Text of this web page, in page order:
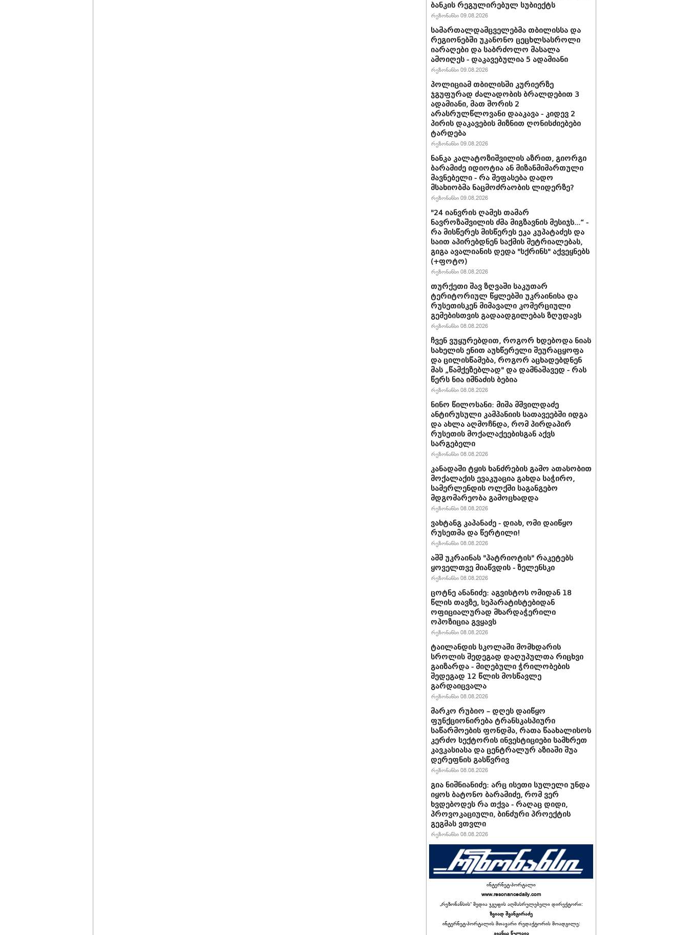
ბანკის რეგულირებულ სუბიექტს
რეზონანსი 09.08.2026
სამართალდამცველებმა თბილისსა და
რეგიონებში უკანონო ცეცხლსასროლი
იარაღები და საბრძოლო მასალა
ამოიღეს - დაკავებულია 5 ადამიანი
რეზონანსი 09.08.2026
პოლიციამ თბილისში კურიერზე
ჯგუფურად ძალადობის ბრალდებით 3
ადამიანი, მათ შორის 2
არასრულწლოვანი დააკავა - კიდევ 2
პირის დაკავების მიზნით ღონისძიებები
ტარდება
რეზონანსი 09.08.2026
ნანკა კალატოზიშვილის აზრით, გიორგი
ბარამიძე იდიოტია ან მი­ზან­მი­მარ­თუ­ლი
მავ­ნე­ბე­ლი - რა შეფასება დადო
მსახიობმა ნაცმოძრაობის ლიდერზე?
რეზონანსი 09.08.2026
"24 იანვრის ღამეს თამარ
ნავროზაშვილის ძმა მიგზავნის მესიჯს...“ -
რა მისწერეს მისწერეს ეკა კუპატაძეს და
საით აპირებდნენ საქმის შეტრიალებას,
გიგა ავალიანის დედა "სქრინს" აქვეყნებს
(+ფოტო)
რეზონანსი 08.08.2026
თურქეთი შავ ზღვაში საკუთარ
ტერიტორიულ წყლებში უკრაინისა და
რუსეთისკენ მიმავალი კომერციული
გემებისთვის გადაადგილებას ზღუდავს
რეზონანსი 08.08.2026
ჩვენ ვუყურებდით, როგორ ხდებოდა ნიას
სახელის ენით აუხწერელი შეურაცყოფა
და ცილისწამება, როგორ აცხადებდნენ
მას „წამქეზებლად" და დამნაშავედ - რას
წერს ნია იმნაძის ბებია
რეზონანსი 08.08.2026
ნინო წილოსანი: მიშა მშვილდაძე
ანტირუსული კამპანიის სათავეებში იდგა
და ახლა აღმოჩნდა, რომ პირდაპირ
რუსეთის მოქალაქეებისგან აქვს
სარგებელი
რეზონანსი 08.08.2026
კანადაში ტყის ხანძრების გამო ათასობით
მოქალაქის ევაკუაცია გახდა საჭირო,
სამერლენდის ოლქში საგანგებო
მდგომარეობა გამოცხადდა
რეზონანსი 08.08.2026
ვახტანგ კაპანაძე - დიახ, ომი დაიწყო
რუსეთმა და წერტილი!
რეზონანსი 08.08.2026
აშშ უკრაინას "პატრიოტის" რაკეტებს
ყოველთვე მიაწვდის - ზელენსკი
რეზონანსი 08.08.2026
ცოტნე ანანიძე: აგვისტოს ომიდან 18
წლის თავზე, სეპარატისტებიდან
ოფიციალურად მხარდაჭერილი
ოპოზიცია გვყავს
რეზონანსი 08.08.2026
ტაილანდის სკოლაში მომხდარის
სროლის შედეგად დაღუპულთა რიცხვი
გაიზარდა - მიღებული ჭრილობების
შედეგად 12 წლის მოსწავლე
გარდაიცვალა
რეზონანსი 08.08.2026
მარკო რუბიო – დღეს დაიწყო
ფუნქციონირება ტრანსკასპიური
საწარმოების ფონდმა, რათა წაახალისოს
კერძო სექტორის ინვესტიციები სამხრეთ
კავკასიასა და ცენტრალურ აზიაში შუა
დერეფნის გასწვრივ
რეზონანსი 08.08.2026
გია ნიშნიანიძე: არც ისეთი სულელი უნდა
იყოს ბატონო ბარამიძე, რომ ვერ
ხვდებოდეს რა თქვა - რაღაც დიდი,
პროვოკაციული, ბინძური პროექტის
გეგმას ვთვლი
რეზონანსი 08.08.2026
ინტერნეტ-პორტალი
www.resonancedaily.com
„რეზონანსის“ მედია ჯგუფის აღმასრულებელი დირექტორი:
ზვიად შვანგირაძე
ინტერნეტ-პორტალის მთავარი რედაქტორის მოადგილე:
გვანცა წულაია